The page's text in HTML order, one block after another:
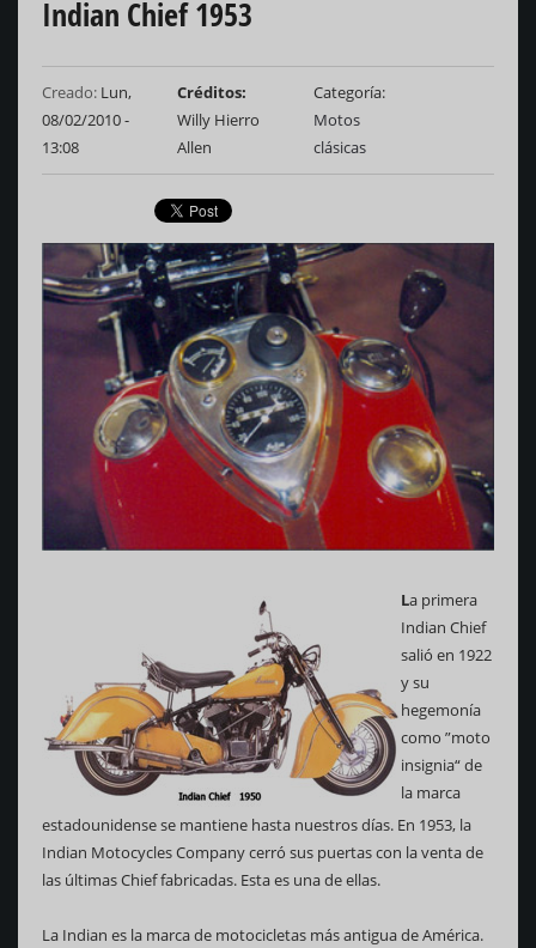
Indian Chief 1953
Creado: Lun,
08/02/2010 -
13:08
Créditos
Willy Hierro
Allen
Categoría
Motos
clásicas
La primera
Indian Chief
salió en 1922
y su
hegemonía
como ”moto
insignia“ de
la marca
estadounidense se mantiene hasta nuestros días. En 1953, la
Indian Motocycles Company cerró sus puertas con la venta de
las últimas Chief fabricadas. Esta es una de ellas.
La Indian es la marca de motocicletas más antigua de América.